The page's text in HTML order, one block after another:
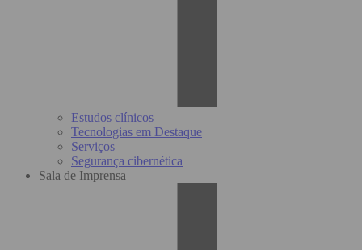
Estudos clínicos
Tecnologias em Destaque
Serviços
Segurança cibernética
Sala de Imprensa